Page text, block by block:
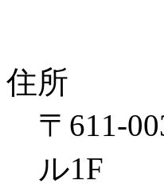
住所
〒611-
ル1F